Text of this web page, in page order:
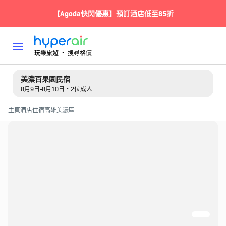
【Agoda快閃優惠】預訂酒店低至85折
玩樂旅遊 ‧ 搜尋格價
美濃百果園民宿
8月9日-8月10日・2位成人
主頁酒店住宿高雄美濃區